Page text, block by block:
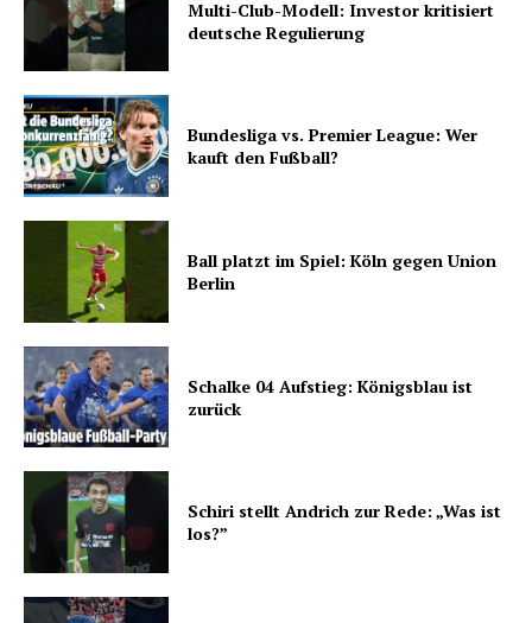
Multi-Club-Modell: Investor kritisiert
deutsche Regulierung
Bundesliga vs. Premier League: Wer
kauft den Fußball?
Ball platzt im Spiel: Köln gegen Union
Berlin
Schalke 04 Aufstieg: Königsblau ist
zurück
Schiri stellt Andrich zur Rede: „Was ist
los?”